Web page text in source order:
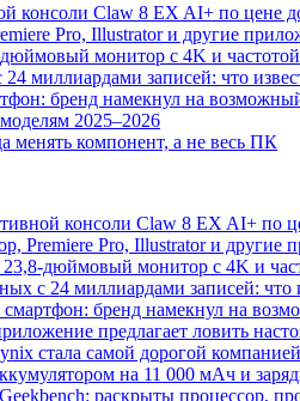
консоли Claw 8 EX AI+ по цене
Pro, Illustrator и другие
монитор с 4K и
миллиардами записей: что
бренд намекнул на
2025–2026
менять компонент, а не весь ПК
консоли Claw 8 EX AI+ по
Premiere Pro, Illustrator и другие
дюймовый монитор с 4K и
с 24 миллиардами записей: что
бренд намекнул на
предлагает ловить
стала самой дорогой
на 11 000 мАч и
раскрыты процессор,